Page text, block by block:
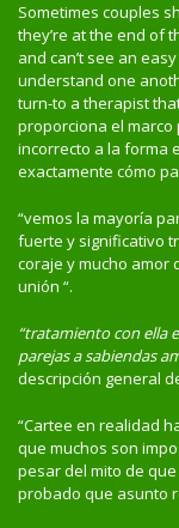
Sometimes couples
they’re at the end of
and can’t see an
understand one
turn-to a therapist
proporciona el marco
incorrecto a la forma
exactamente cómo
“vemos la mayoría
fuerte y significativo
coraje y mucho
unión “.
“tratamiento con ella
parejas a sabiendas
descripción general
“Cartee en realidad
que muchos son
pesar del mito de
probado que asunto